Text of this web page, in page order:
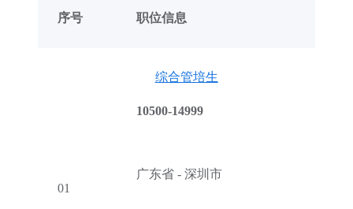
序号 职位信息
01
综合管培生
10500-14999
广东省 - 深圳市